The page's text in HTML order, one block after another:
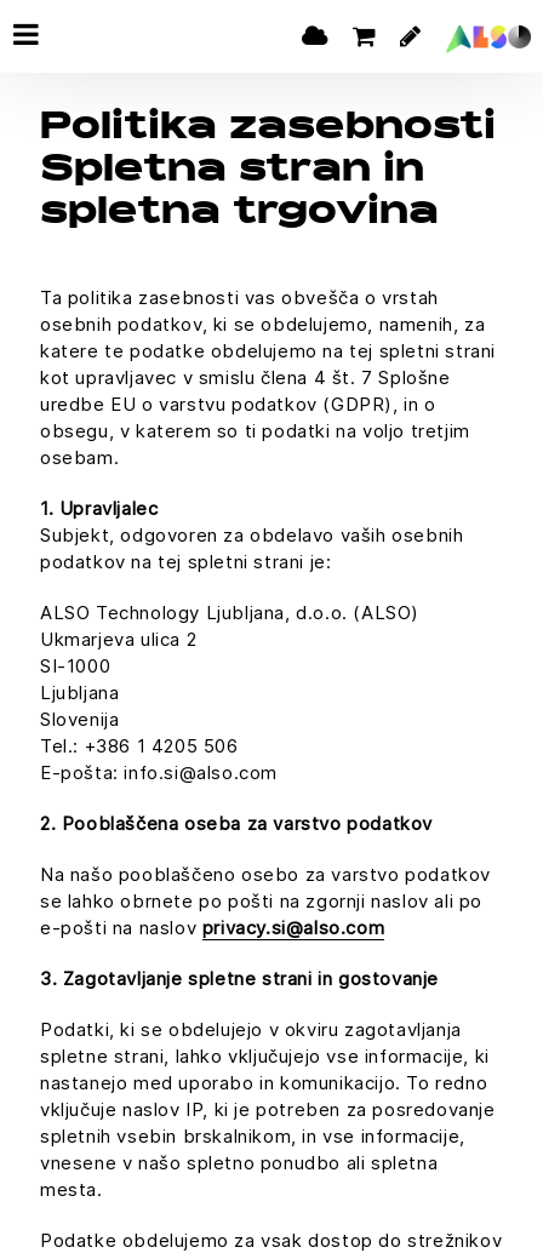
Politika zasebnosti
Spletna stran in
spletna trgovina
Ta politika zasebnosti vas obvešča o vrstah
osebnih podatkov, ki se obdelujemo, namenih, za
katere te podatke obdelujemo na tej spletni strani
kot upravljavec v smislu člena 4 št. 7 Splošne
uredbe EU o varstvu podatkov (GDPR), in o
obsegu, v katerem so ti podatki na voljo tretjim
osebam.
1. Upravljalec
Subjekt, odgovoren za obdelavo vaših osebnih
podatkov na tej spletni strani je:
ALSO Technology Ljubljana, d.o.o. (ALSO)
Ukmarjeva ulica 2
SI-1000
Ljubljana
Slovenija
Tel.: +386 1 4205 506
E-pošta: info.si@also.com
2. Pooblaščena oseba za varstvo podatkov
Na našo pooblaščeno osebo za varstvo podatkov
se lahko obrnete po pošti na zgornji naslov ali po
e-pošti na naslov privacy.si@also.com
3. Zagotavljanje spletne strani in gostovanje
Podatki, ki se obdelujejo v okviru zagotavljanja
spletne strani, lahko vključujejo vse informacije, ki
nastanejo med uporabo in komunikacijo. To redno
vključuje naslov IP, ki je potreben za posredovanje
spletnih vsebin brskalnikom, in vse informacije,
vnesene v našo spletno ponudbo ali spletna
mesta.
Podatke obdelujemo za vsak dostop do strežnikov